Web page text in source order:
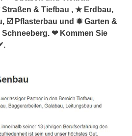
Straßen & Tiefbau , ★ Erdbau,
☑️ Pflasterbau und ✹ Garten &
❤ Kommen Sie